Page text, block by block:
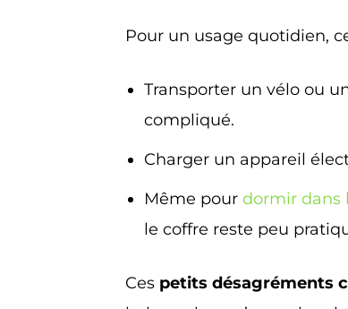
Pour un usage quotidien,
Transporter un vélo ou
compliqué.
Charger un appareil
Même pour dormir dans
le coffre reste peu
Ces petits désagréments